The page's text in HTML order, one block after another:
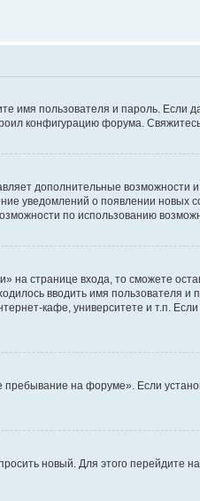
имя пользователя и пароль.
конфигурацию форума.
дополнительные
уведомлений о появлении
по использованию
на странице входа, то сможете
вводить имя
кафе, университете и т.п.
на форуме». Если
новый. Для этого